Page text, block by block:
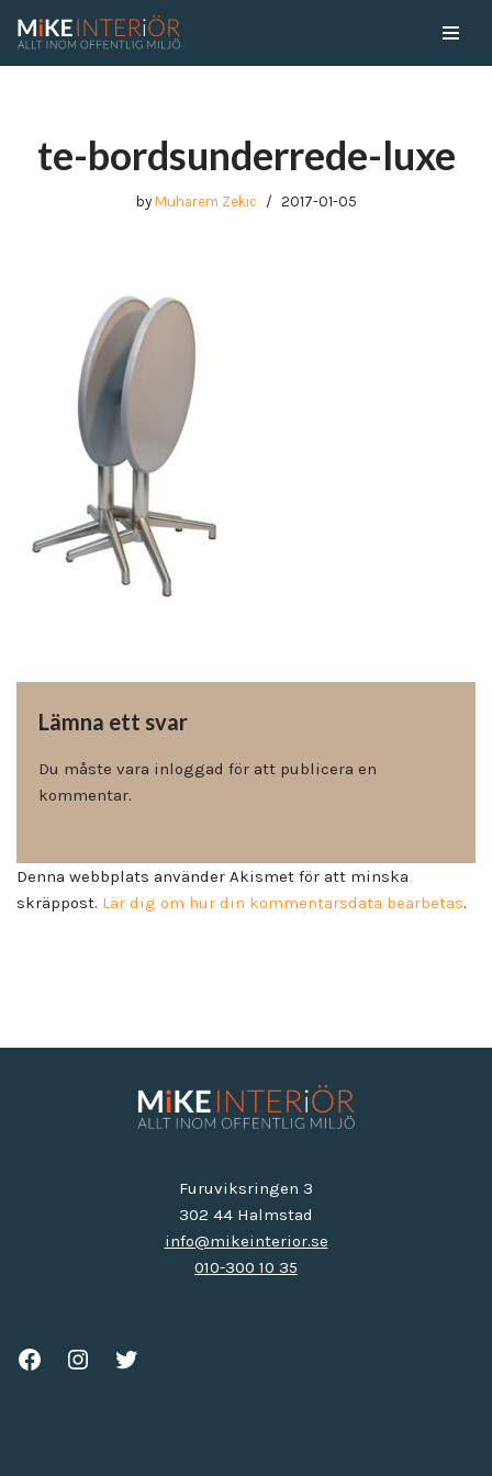
te-bordsunderrede-luxe
by Muharem Zekic 2017-01-05
Lämna ett svar
Du måste vara inloggad för att publicera en
kommentar.
Denna webbplats använder Akismet för att minska
skräppost. Lär dig om hur din kommentarsdata bearbetas.
Furuviksringen 3
302 44 Halmstad
info@mikeinterior.se
010-300 10 35